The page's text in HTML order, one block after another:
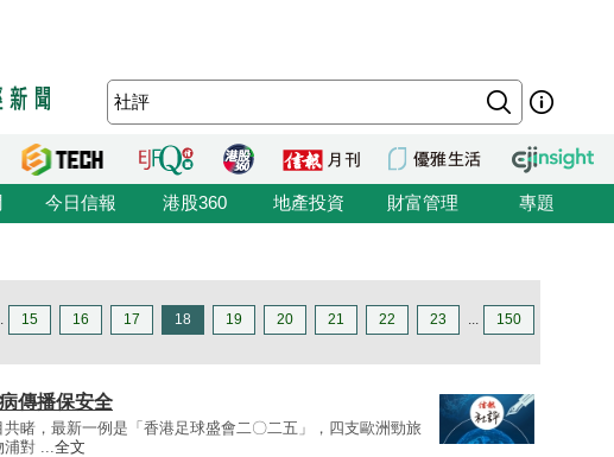
今日信報 港股360 地產投資 財富管理 專題
15 16 17 18 19 20 21 22 23 ... 150
傳播保安全
睹，最新一例是「香港足球盛會二〇二五」，四支歐洲勁旅
浦對 ...全文